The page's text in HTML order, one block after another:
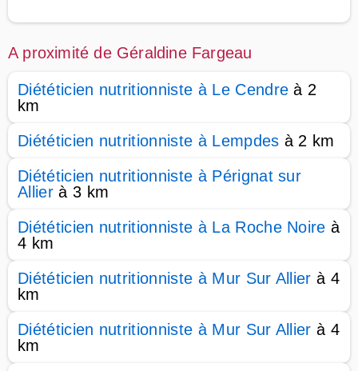
A proximité de Géraldine Fargeau
Diététicien nutritionniste à Le Cendre à 2
km
Diététicien nutritionniste à Lempdes à 2 km
Diététicien nutritionniste à Pérignat sur
Allierà 3 km
Diététicien nutritionniste à La Roche Noire à
4 km
Diététicien nutritionniste à Mur Sur Allier à 4
km
Diététicien nutritionniste à Mur Sur Allier à 4
km